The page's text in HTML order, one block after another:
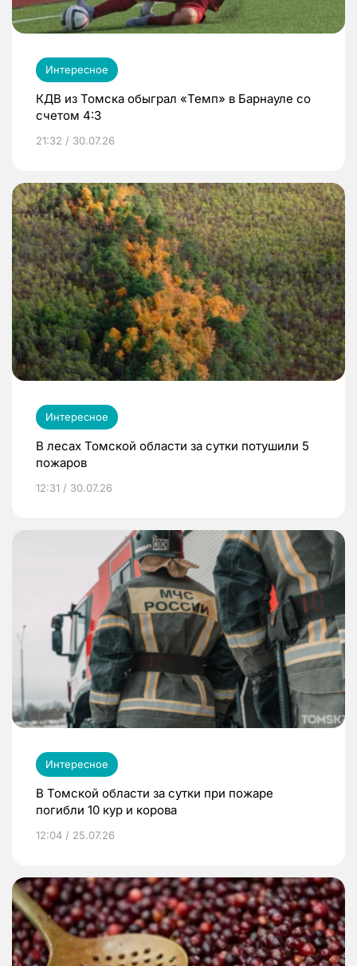
Интересное
КДВ из Томска обыграл «Темп» в Барнауле со
счетом 4:3
21:32 / 30.07.26
Интересное
В лесах Томской области за сутки потушили 5
пожаров
12:31 / 30.07.26
Интересное
В Томской области за сутки при пожаре
погибли 10 кур и корова
12:04 / 25.07.26